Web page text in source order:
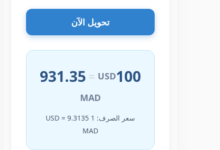
تحويل الآن
100
USD
=
931.35
MAD
سعر الصرف: 1 USD = 9.3135